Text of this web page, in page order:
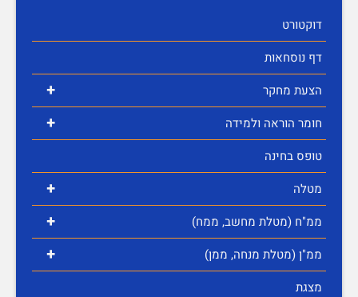
דוקטורט
דף נוסחאות
+ הצעת מחקר
+
חומר הוראה ולמידה
טופס בחינה
+ מטלה
+ ממ"ח (מטלת מחשב, ממח)
+
ממ"ן (מטלת מנחה, ממן)
מצגת